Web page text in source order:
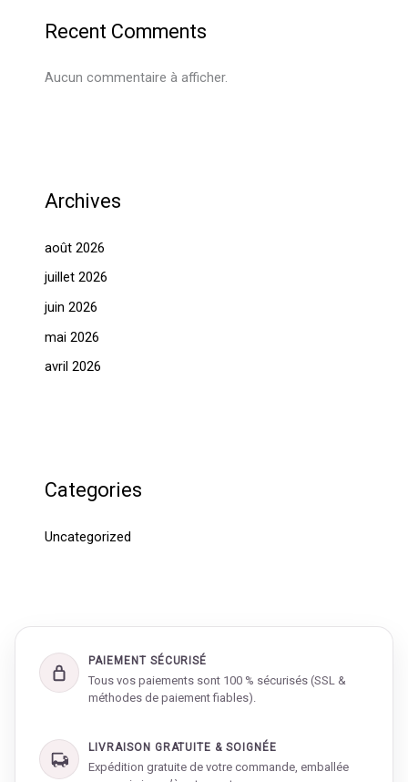
Recent Comments
Aucun commentaire à afficher.
Archives
août 2026
juillet 2026
juin 2026
mai 2026
avril 2026
Categories
Uncategorized
PAIEMENT SÉCURISÉ
Tous vos paiements sont 100 % sécurisés (SSL &
méthodes de paiement fiables).
LIVRAISON GRATUITE & SOIGNÉE
Expédition gratuite de votre commande, emballée